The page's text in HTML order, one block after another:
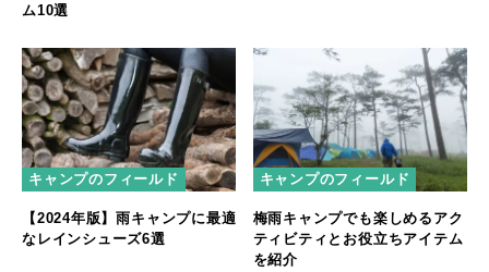
ム10選
キャンプのフィールド
【2024年版】雨キャンプに最適
なレインシューズ6選
キャンプのフィールド
梅雨キャンプでも楽しめるアク
ティビティとお役立ちアイテム
を紹介